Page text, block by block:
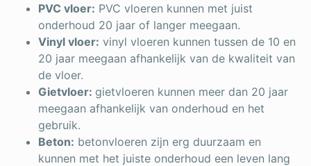
PVC vloer: PVC vloeren kunnen met juist
onderhoud 20 jaar of langer meegaan.
Vinyl vloer: vinyl vloeren kunnen tussen de 10 en
20 jaar meegaan afhankelijk van de kwaliteit van
de vloer.
Gietvloer: gietvloeren kunnen meer dan 20 jaar
meegaan afhankelijk van onderhoud en het
gebruik.
Beton: betonvloeren zijn erg duurzaam en
kunnen met het juiste onderhoud een leven lang